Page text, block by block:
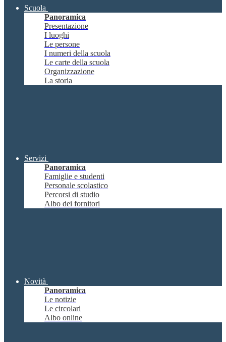
Scuola
Panoramica
Presentazione
I luoghi
Le persone
I numeri della scuola
Le carte della scuola
Organizzazione
La storia
Servizi
Panoramica
Famiglie e studenti
Personale scolastico
Percorsi di studio
Albo dei fornitori
Novità
Panoramica
Le notizie
Le circolari
Albo online